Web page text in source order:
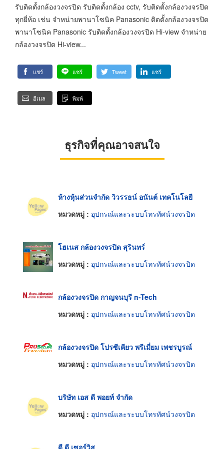
รับติดตั้งกล้องวงจรปิด รับติดตั้งกล้อง cctv, รับติดตั้งกล้องวงจรปิด
ทุกยี่ห้อ เช่น จำหน่ายพานาโซนิค Panasonic ติดตั้งกล้องวงจรปิด
พานาโซนิค Panasonic รับติดตั้งกล้องวงจรปิด Hi-view จำหน่าย
กล้องวงจรปิด Hi-view...
แชร์ แชร์ Tweet แชร์
อีเมล พิมพ์
ธุรกิจที่คุณอาจสนใจ
ห้างหุ้นส่วนจำกัด วิวรรธน์ อนันต์ เทคโนโลยี
หมวดหมู่ : อุปกรณ์และระบบโทรทัศน์วงจรปิด
โฮเนส กล้องวงจรปิด สุรินทร์
หมวดหมู่ : อุปกรณ์และระบบโทรทัศน์วงจรปิด
กล้องวงจรปิด กาญจนบุรี n-Tech
หมวดหมู่ : อุปกรณ์และระบบโทรทัศน์วงจรปิด
กล้องวงจรปิด โปรซีเคียว พรีเมี่ยม เพชรบูรณ์
หมวดหมู่ : อุปกรณ์และระบบโทรทัศน์วงจรปิด
บริษัท เอส ดี พอยท์ จำกัด
หมวดหมู่ : อุปกรณ์และระบบโทรทัศน์วงจรปิด